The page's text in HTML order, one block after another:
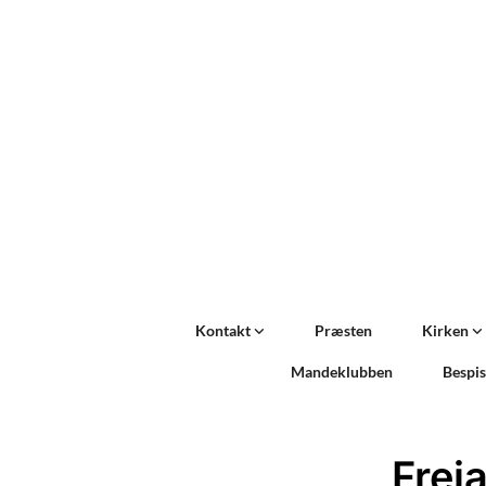
Kontakt Præsten Kirken
Mandeklubben